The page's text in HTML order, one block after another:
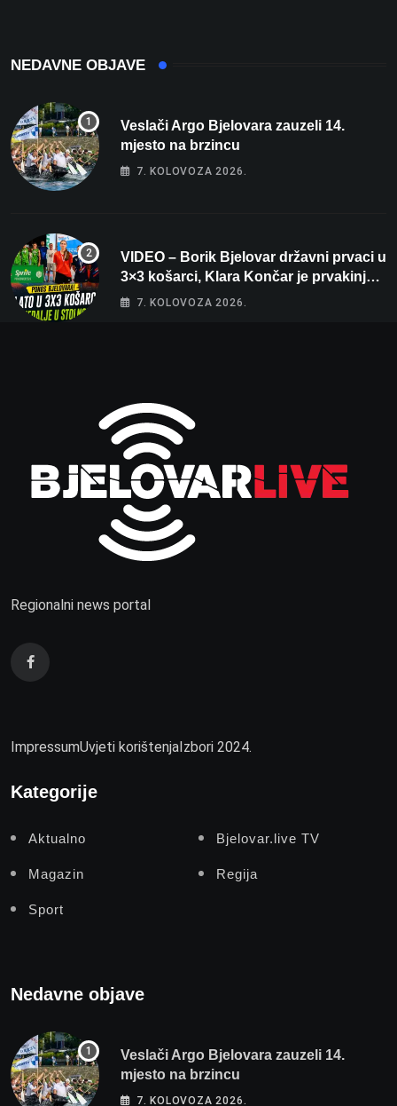
NEDAVNE OBJAVE
Veslači Argo Bjelovara zauzeli 14.
mjesto na brzincu
7. KOLOVOZA 2026.
VIDEO – Borik Bjelovar državni prvaci u
3×3 košarci, Klara Končar je prvakinja
Hrvatske u stolnom tenisu!
7. KOLOVOZA 2026.
Regionalni news portal
ImpressumUvjeti korištenjaIzbori 2024.
Kategorije
Aktualno Bjelovar.live TV
Magazin Regija
Sport
Nedavne objave
Veslači Argo Bjelovara zauzeli 14.
mjesto na brzincu
7. KOLOVOZA 2026.